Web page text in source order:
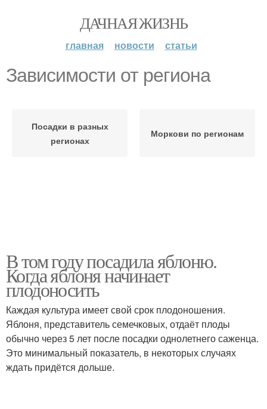
ДАЧНАЯ ЖИЗНЬ
главная новости статьи
Зависимости от региона
Посадки в разных
регионах
Моркови по регионам
В том году посадила яблоню.
Когда яблоня начинает
плодоносить
Каждая культура имеет свой срок плодоношения.
Яблоня, представитель семечковых, отдаёт плоды
обычно через 5 лет после посадки однолетнего саженца.
Это минимальный показатель, в некоторых случаях
ждать придётся дольше.